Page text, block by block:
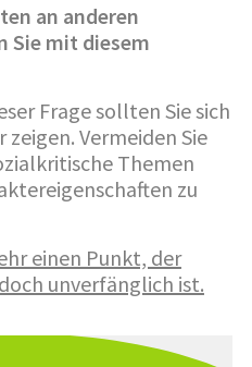
an anderen
Sie mit diesem
Frage sollten Sie sich
Vermeiden Sie
Themen
zu
einen Punkt, der
unverfänglich ist.